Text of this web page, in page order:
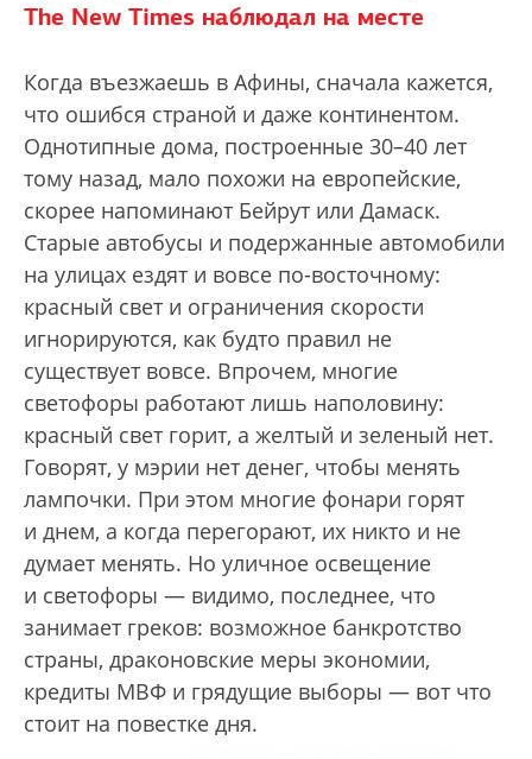
The New Times наблюдал на месте
Когда въезжаешь в Афины, сначала кажется,
что ошибся страной и даже континентом.
Однотипные дома, построенные 30–40 лет
тому назад, мало похожи на европейские,
скорее напоминают Бейрут или Дамаск.
Старые автобусы и подержанные автомобили
на улицах ездят и вовсе по-восточному:
красный свет и ограничения скорости
игнорируются, как будто правил не
существует вовсе. Впрочем, многие
светофоры работают лишь наполовину:
красный свет горит, а желтый и зеленый нет.
Говорят, у мэрии нет денег, чтобы менять
лампочки. При этом многие фонари горят
и днем, а когда перегорают, их никто и не
думает менять. Но уличное освещение
и светофоры — видимо, последнее, что
занимает греков: возможное банкротство
страны, драконовские меры экономии,
кредиты МВФ и грядущие выборы — вот что
стоит на повестке дня.